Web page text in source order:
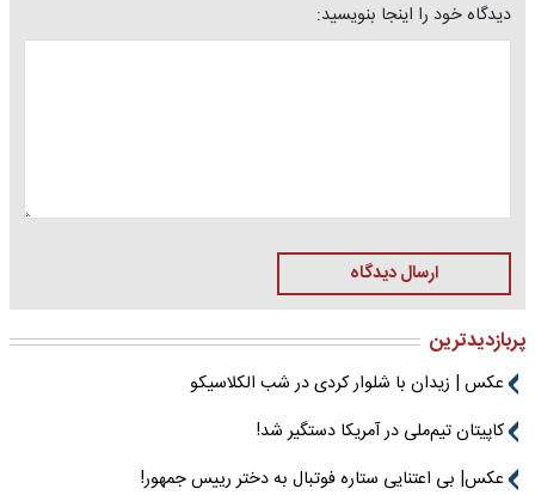
دیدگاه خود را اینجا بنویسید:
ارسال دیدگاه
پربازدیدترین
عکس | زیدان با شلوار کردی در شب الکلاسیکو
کاپیتان تیم‌ملی در آمریکا دستگیر شد!
عکس| بی اعتنایی ستاره فوتبال به دختر رییس جمهور!